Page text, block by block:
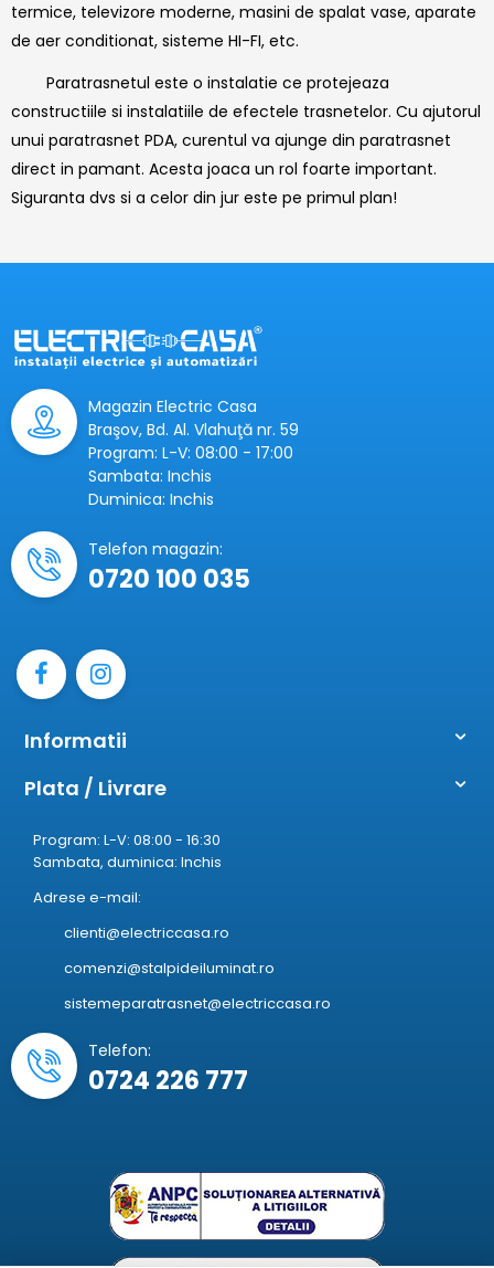
termice, televizore moderne, masini de spalat vase, aparate
de aer conditionat, sisteme HI-FI, etc.
Paratrasnetul este o instalatie ce protejeaza
constructiile si instalatiile de efectele trasnetelor. Cu ajutorul
unui paratrasnet PDA, curentul va ajunge din paratrasnet
direct in pamant. Acesta joaca un rol foarte important.
Siguranta dvs si a celor din jur este pe primul plan!
Magazin Electric Casa
Braşov, Bd. Al. Vlahuţă nr. 59
Program: L-V: 08:00 - 17:00
Sambata: Inchis
Duminica: Inchis
Telefon magazin:
0720 100 035
Informatii
Plata / Livrare
Program: L-V: 08:00 - 16:30
Sambata, duminica: Inchis
Adrese e-mail:
clienti@electriccasa.ro
comenzi@stalpideiluminat.ro
sistemeparatrasnet@electriccasa.ro
Telefon:
0724 226 777